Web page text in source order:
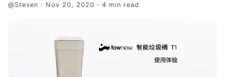
@Steven · Nov 20, 2020 · 4 min read